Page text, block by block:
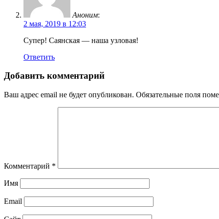
Аноним:
2 мая, 2019 в 12:03
Супер! Саянская — наша узловая!
Ответить
Добавить комментарий
Ваш адрес email не будет опубликован. Обязательные поля
Комментарий *
Имя
Email